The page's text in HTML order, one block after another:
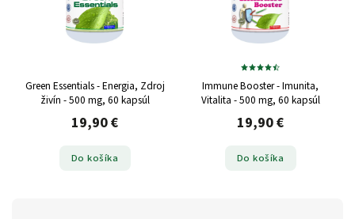
Green Essentials - Energia, Zdroj
živín - 500 mg, 60 kapsúl
19,90 €
Do košíka
Immune Booster - Imunita,
Vitalita - 500 mg, 60 kapsúl
19,90 €
Do košíka